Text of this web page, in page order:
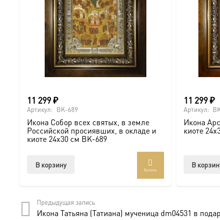
● Комплектация: Сертификат, икона, киот.
Для кого этот комплект?
Это идеальное решение для:
● Ценного подарка на самое значимое событие
● Тех, кто хочет обеспечить максимальную защиту
Доставка и заказ:
Комплект доставляется в надежной упаковке по всей
Солидный киот — это не просто защита, а достойное
11 299₽
Артикул: BK-689
Икона Собор всех святых, в земле
Российской просиявших, в окладе и
киоте 24х30 см BK-689
В корзину
Купить
11 299₽
Артикул:
Икона
киоте
В
Предыдущая запись
Икона Татьяна (Татиана) мученица dm04531 в